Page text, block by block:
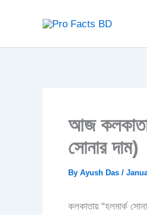
আজ
সোনার দাম)
By Ayush Das /
কলকাতায় “হলমার্ক